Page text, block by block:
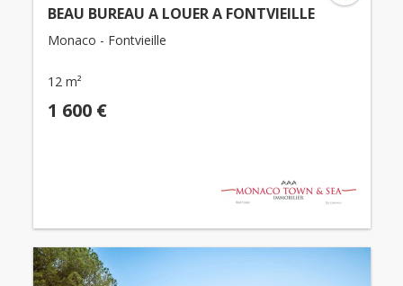
BEAU BUREAU A LOUER A FONTVIEILLE
Monaco - Fontvieille
12 m²
1 600 €